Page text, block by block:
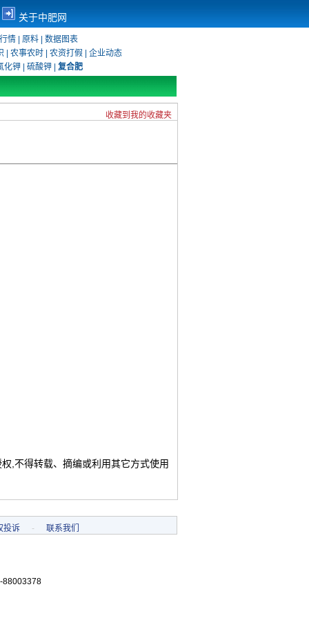
关于中肥网
情| 原料| 数据图表
农事农时 农资打假
企业动态
化钾 硫酸钾
复合肥
收藏到我的收藏夹
,不得转载、摘编或利用其它方式使用
投诉 - 联系我们
88003378